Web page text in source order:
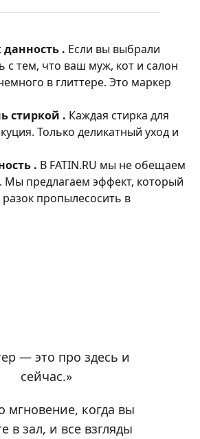
. Если вы выбрали
с тем, что ваш муж, кот и салон
в глиттере. Это маркер
стиркой . Каждая стирка для
Только деликатный уход и
. В FATIN.RU мы не обещаем
Мы предлагаем эффект, который
пропылесосить в
— это про здесь и
сейчас.»
мгновение, когда вы
в зал, и все взгляды